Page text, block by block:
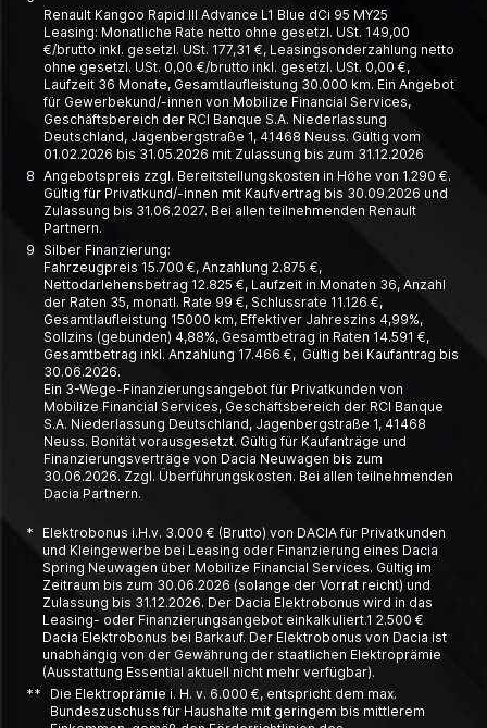
Renault Kangoo Rapid III Advance L1 Blue dCi 95 MY25
Leasing: Monatliche Rate netto ohne gesetzl. USt. 149,00
€/brutto inkl. gesetzl. USt. 177,31 €, Leasing­­sonder­zahlung netto
ohne gesetzl. USt. 0,00 €/brutto inkl. gesetzl. USt. 0,00 €,
Laufzeit 36 Monate, Gesamt­laufleistung 30.000 km. Ein Angebot
für Gewerbe­kund/-innen von Mobilize Financial Services,
Geschäfts­bereich der RCI Banque S.A. Nieder­lassung
Deutschland, Jagen­berg­straße 1, 41468 Neuss. Gültig vom
01.02.2026 bis 31.05.2026 mit Zulassung bis zum 31.12.2026
8 Angebotspreis zzgl. Bereitstellungskosten in Höhe von 1.290 €.
Gültig für Privatkund/-innen mit Kaufvertrag bis 30.09.2026 und
Zulassung bis 31.06.2027. Bei allen teilnehmenden Renault
Partnern.
9
Silber Finanzierung:
Fahrzeugpreis 15.700 €, Anzahlung 2.875 €,
Nettodarlehensbetrag 12.825 €, Laufzeit in Monaten 36, Anzahl
der Raten 35, monatl. Rate 99 €, Schlussrate 11.126 €,
Gesamtlaufleistung 15000 km, Effektiver Jahreszins 4,99%,
Sollzins (gebunden) 4,88%, Gesamtbetrag in Raten 14.591 €,
Gesamtbetrag inkl. Anzahlung 17.466 €, Gültig bei Kaufantrag bis
30.06.2026.
Ein 3-Wege-Finanzierungsangebot für Privatkunden von
Mobilize Financial Services, Geschäftsbereich der RCI Banque
S.A. Niederlassung Deutschland, Jagenbergstraße 1, 41468
Neuss. Bonität vorausgesetzt. Gültig für Kaufanträge und
Finanzierungsverträge von Dacia Neuwagen bis zum
30.06.2026. Zzgl. Überführungskosten. Bei allen teilnehmenden
Dacia Partnern.
*
Elektrobonus i.H.v. 3.000 € (Brutto) von DACIA für Privatkunden
und Kleingewerbe bei Leasing oder Finanzierung eines Dacia
Spring Neuwagen über Mobilize Financial Services. Gültig im
Zeitraum bis zum 30.06.2026 (solange der Vorrat reicht) und
Zulassung bis 31.12.2026. Der Dacia Elektrobonus wird in das
Leasing- oder Finanzierungsangebot einkalkuliert.1 2.500 €
Dacia Elektrobonus bei Barkauf. Der Elektrobonus von Dacia ist
unabhängig von der Gewährung der staatlichen Elektroprämie
(Ausstattung Essential aktuell nicht mehr verfügbar).
**
Die Elektroprämie i. H. v. 6.000 €, entspricht dem max.
Bundeszuschuss für Haushalte mit geringem bis mittlerem